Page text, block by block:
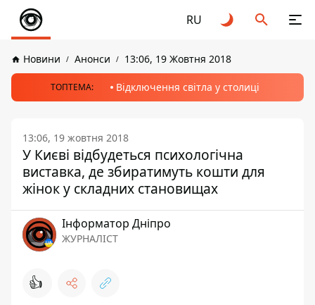
RU
Новини Анонси 13:06, 19 Жовтня 2018
ТОПТЕМА: Відключення світла у столиці
13:06, 19 жовтня 2018
У Києві відбудеться психологічна
виставка, де збиратимуть кошти для
жінок у складних становищах
Інформатор Дніпро
ЖУРНАЛІСТ
👍